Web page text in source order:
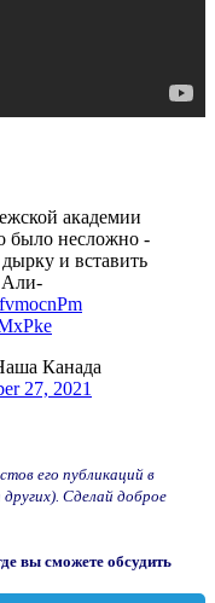
академии
было несложно -
и вставить
Али-
Канада
27, 2021
его публикаций в
Сделай доброе
вы сможете обсудить